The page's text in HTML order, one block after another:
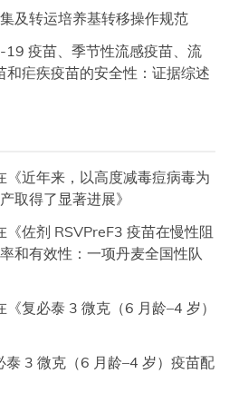
及转运培养基转移操作规范
疫苗、季节性流感疫苗、流
疟疾疫苗的安全性：证据综述
《近年来，以高度减毒痘病毒为
取得了显著进展》
《佐剂 RSVPreF3 疫苗在慢性阻
和有效性：一项丹麦全国性队
《复必泰 3 微克（6 月龄–4 岁）
泰 3 微克（6 月龄–4 岁）疫苗配